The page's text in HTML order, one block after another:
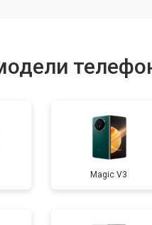
крышки
(экрана)
Magic V3